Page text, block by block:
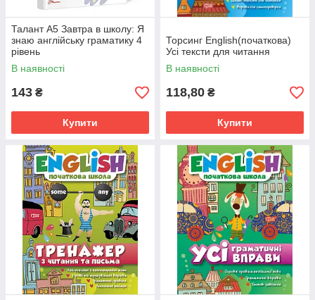
Талант А5 Завтра в школу: Я
знаю англійську граматику 4
рівень
В наявності
143 ₴
Купити
Торсинг English(початкова)
Усі тексти для читання
В наявності
118,80 ₴
Купити